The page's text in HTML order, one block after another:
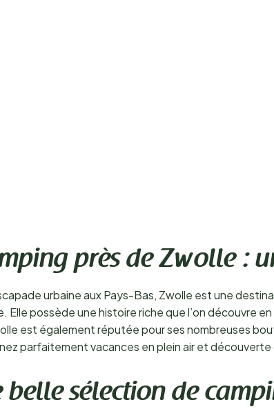
près de Zwolle :
urbaine aux Pays-Bas, Zwolle est une
Elle possède une histoire riche que l’on découvre
est également réputée pour ses nombreuses
parfaitement vacances en plein air et
belle sélection de